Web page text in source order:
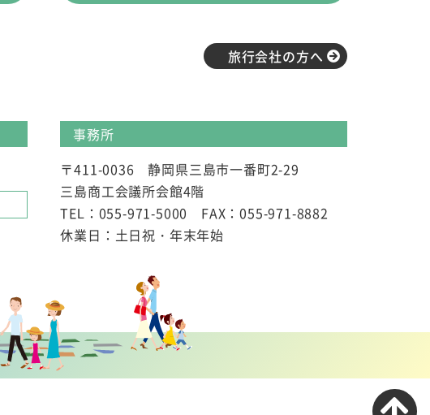
旅行会社の方へ
事務所
〒411-0036 静岡県三島市一番町2-29
三島商工会議所会館4階
TEL：055-971-5000 FAX：055-971-8882
休業日：土日祝・年末年始